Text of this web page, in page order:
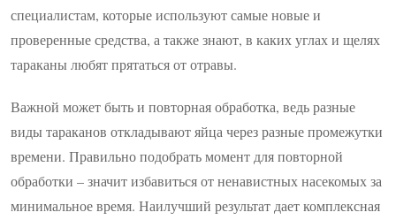
специалистам, которые используют самые новые и
проверенные средства, а также знают, в каких углах и щелях
тараканы любят прятаться от отравы.
Важной может быть и повторная обработка, ведь разные
виды тараканов откладывают яйца через разные промежутки
времени. Правильно подобрать момент для повторной
обработки – значит избавиться от ненавистных насекомых за
минимальное время. Наилучший результат дает комплексная